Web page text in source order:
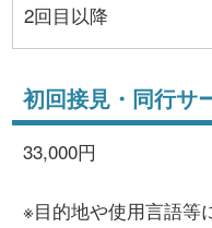
2回目以降
初回接見・同行サ
33,000円
※目的地や使用言語等